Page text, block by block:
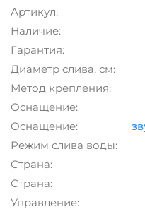
Артикул:
Наличие:
Гарантия:
Диаметр слива, см:
Метод крепления:
Оснащение:
Оснащение:
Режим слива воды:
Страна:
Страна:
Управление: